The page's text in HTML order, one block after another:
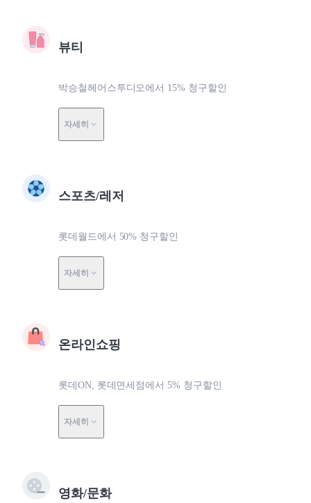
뷰티
박승철헤어스투디오에서 15% 청구할인
자세히
스포츠/레저
롯데월드에서 50% 청구할인
자세히
온라인쇼핑
롯데ON, 롯데면세점에서 5% 청구할인
자세히
영화/문화